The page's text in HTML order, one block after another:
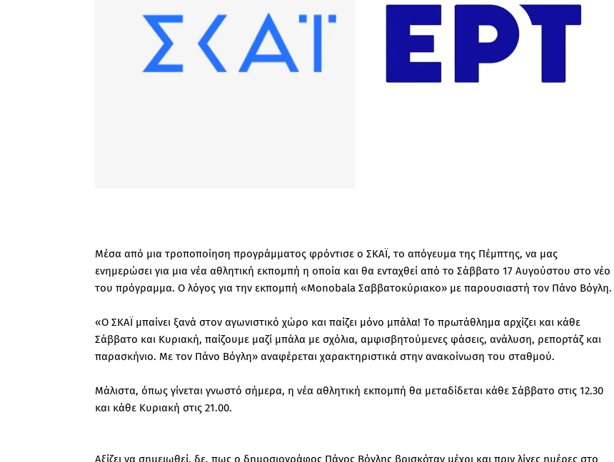
Μέσα από μια τροποποίηση προγράμματος φρόντισε ο ΣΚΑΪ, το απόγευμα της Πέμπτης, να μας
ενημερώσει για μια νέα αθλητική εκπομπή η οποία και θα ενταχθεί από το Σάββατο 17 Αυγούστου στο νέο
του πρόγραμμα. Ο λόγος για την εκπομπή «Monobala Σαββατοκύριακο» με παρουσιαστή τον Πάνο Βόγλη.
«Ο ΣΚΑΪ μπαίνει ξανά στον αγωνιστικό χώρο και παίζει μόνο μπάλα! Το πρωτάθλημα αρχίζει και κάθε
Σάββατο και Κυριακή, παίζουμε μαζί μπάλα με σχόλια, αμφισβητούμενες φάσεις, ανάλυση, ρεπορτάζ και
παρασκήνιο. Με τον Πάνο Βόγλη» αναφέρεται χαρακτηριστικά στην ανακοίνωση του σταθμού.
Μάλιστα, όπως γίνεται γνωστό σήμερα, η νέα αθλητική εκπομπή θα μεταδίδεται κάθε Σάββατο στις 12.30
και κάθε Κυριακή στις 21.00.
Αξίζει να σημειωθεί, δε, πως ο δημοσιογράφος Πάνος Βόγλης βρισκόταν μέχρι και πριν λίγες ημέρες στο